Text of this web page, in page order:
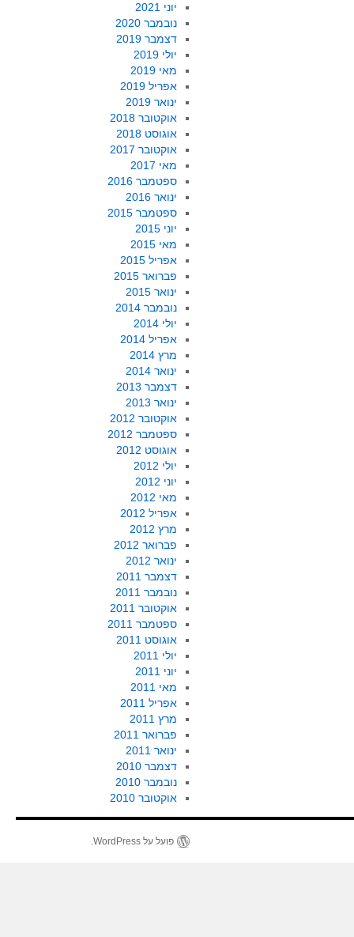
יוני 2021
נובמבר 2020
דצמבר 2019
יולי 2019
מאי 2019
אפריל 2019
ינואר 2019
אוקטובר 2018
אוגוסט 2018
אוקטובר 2017
מאי 2017
ספטמבר 2016
ינואר 2016
ספטמבר 2015
יוני 2015
מאי 2015
אפריל 2015
פברואר 2015
ינואר 2015
נובמבר 2014
יולי 2014
אפריל 2014
מרץ 2014
ינואר 2014
דצמבר 2013
ינואר 2013
אוקטובר 2012
ספטמבר 2012
אוגוסט 2012
יולי 2012
יוני 2012
מאי 2012
אפריל 2012
מרץ 2012
פברואר 2012
ינואר 2012
דצמבר 2011
נובמבר 2011
אוקטובר 2011
ספטמבר 2011
אוגוסט 2011
יולי 2011
יוני 2011
מאי 2011
אפריל 2011
מרץ 2011
פברואר 2011
ינואר 2011
דצמבר 2010
נובמבר 2010
אוקטובר 2010
פועל על WordPress.